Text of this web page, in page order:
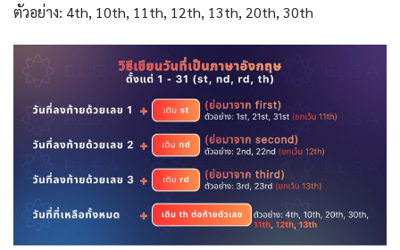
ตัวอย่าง: 4th, 10th, 11th, 12th, 13th, 20th, 30th